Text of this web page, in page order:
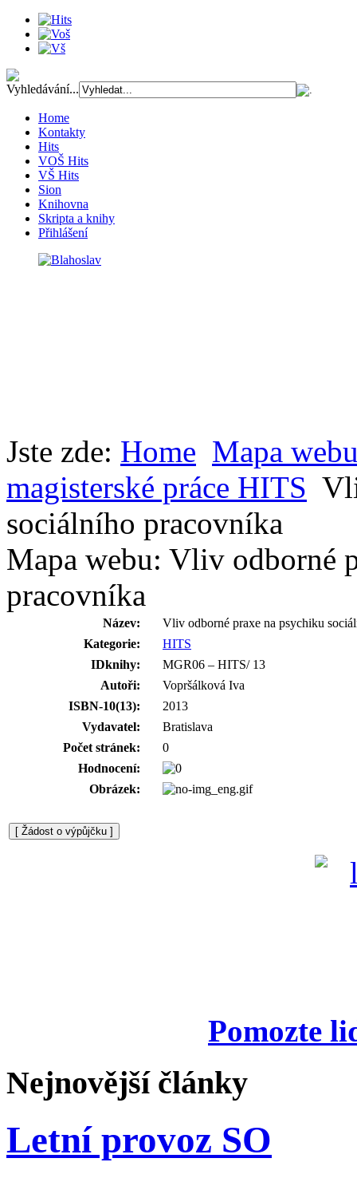
Vyhledávání...
Home
Kontakty
Hits
VOŠ Hits
VŠ Hits
Sion
Knihovna
Skripta a knihy
Přihlášení
Jste zde: Home Mapa
magisterské práce HITS
sociálního pracovníka
Mapa webu: Vliv odborné
pracovníka
Název:
Vliv odborné praxe na psychiku
Kategorie:
HITS
IDknihy:
MGR06 – HITS/ 13
Autoři:
Vopršálková Iva
ISBN-10(13):
2013
Vydavatel:
Bratislava
Počet stránek:
0
Hodnocení:
Obrázek:
Pomozte
Nejnovější články
Letní provoz SO